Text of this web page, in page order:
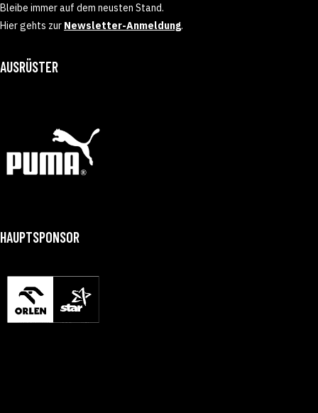
Bleibe immer auf dem neusten Stand.
Hier gehts zur Newsletter-Anmeldung.
AUSRÜSTER
HAUPTSPONSOR